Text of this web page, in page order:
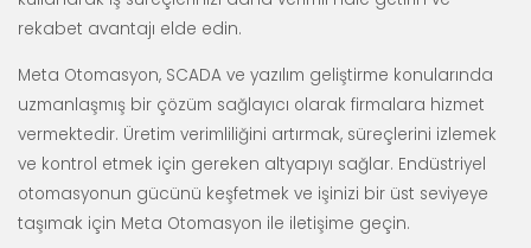
rekabet avantajı elde edin.
Meta Otomasyon, SCADA ve yazılım geliştirme konularında
uzmanlaşmış bir çözüm sağlayıcı olarak firmalara hizmet
vermektedir. Üretim verimliliğini artırmak, süreçlerini izlemek
ve kontrol etmek için gereken altyapıyı sağlar. Endüstriyel
otomasyonun gücünü keşfetmek ve işinizi bir üst seviyeye
taşımak için Meta Otomasyon ile iletişime geçin.